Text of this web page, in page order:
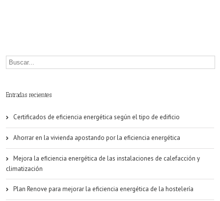
clave
consumo
de
energía
Entradas recientes
Certificados de eficiencia energética según el tipo de edificio
Ahorrar en la vivienda apostando por la eficiencia energética
Mejora la eficiencia energética de las instalaciones de calefacción y
climatización
Plan Renove para mejorar la eficiencia energética de la hostelería